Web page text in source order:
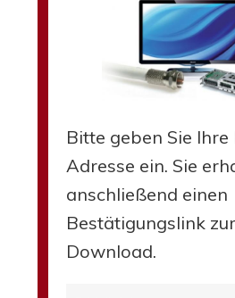
Bitte geben Sie Ihre
Adresse ein. Sie
anschließend einen
Bestätigungslink
Download.